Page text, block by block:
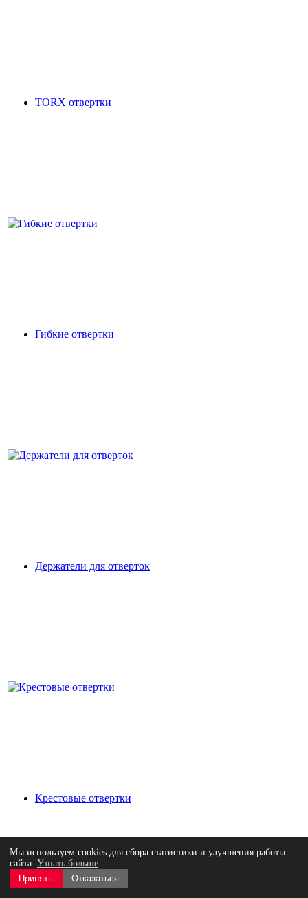
TORX отвертки
Гибкие отвертки
Держатели для отверток
Крестовые отвертки
Мы используем cookies для сбора статистики и улучшения работы
сайта. Узнать больше
Принять
Отказаться